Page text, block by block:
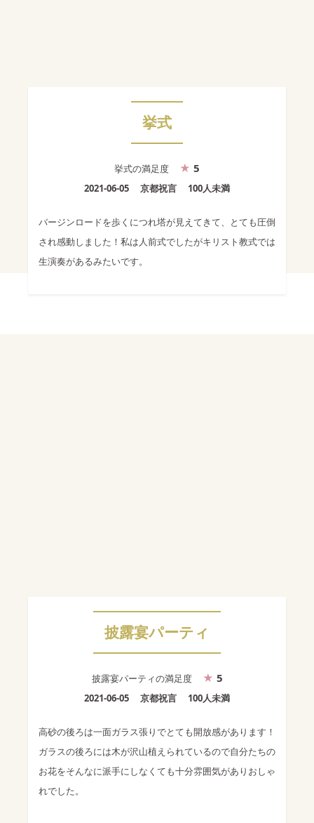
挙式
挙式の満足度 5
2021-06-05 京都祝言 100人未満
バージンロードを歩くにつれ塔が見えてきて、とても圧倒
され感動しました！私は人前式でしたがキリスト教式では
生演奏があるみたいです。
披露宴パーティ
披露宴パーティの満足度 5
2021-06-05 京都祝言 100人未満
高砂の後ろは一面ガラス張りでとても開放感があります！
ガラスの後ろには木が沢山植えられているので自分たちの
お花をそんなに派手にしなくても十分雰囲気がありおしゃ
れでした。